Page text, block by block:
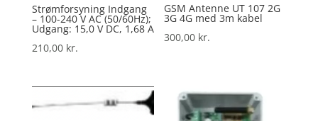
Strømforsyning Indgang
– 100-240 V AC (50/60Hz);
Udgang: 15,0 V DC, 1,68 A
210,00 kr.
GSM Antenne UT 107 2G
3G 4G med 3m kabel
300,00 kr.